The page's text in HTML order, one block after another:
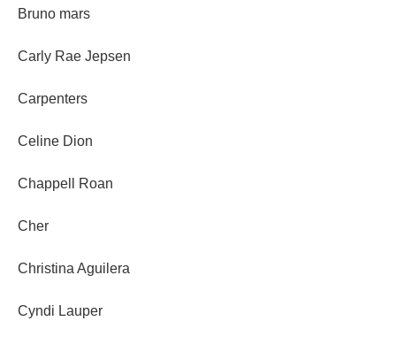
Bruno mars
Carly Rae Jepsen
Carpenters
Celine Dion
Chappell Roan
Cher
Christina Aguilera
Cyndi Lauper